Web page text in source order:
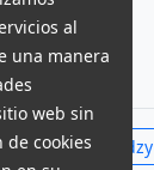
Centrum Wiedzy
al
una manera
web sin
cookies